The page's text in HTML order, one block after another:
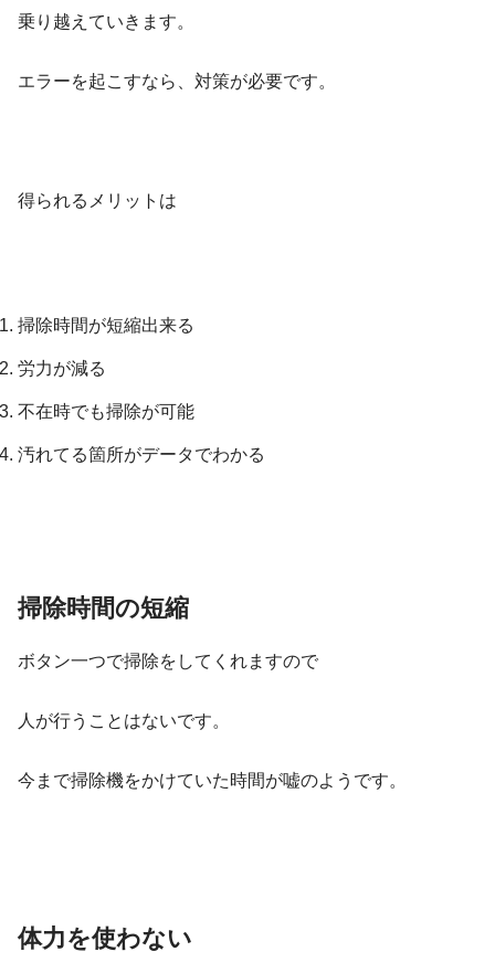
乗り越えていきます。
エラーを起こすなら、対策が必要です。
得られるメリットは
掃除時間が短縮出来る
労力が減る
不在時でも掃除が可能
汚れてる箇所がデータでわかる
掃除時間の短縮
ボタン一つで掃除をしてくれますので
人が行うことはないです。
今まで掃除機をかけていた時間が嘘のようです。
体力を使わない